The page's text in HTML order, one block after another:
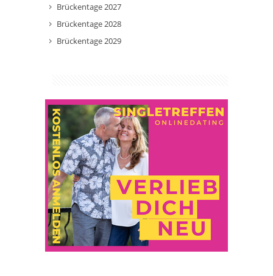
Brückentage 2027
Brückentage 2028
Brückentage 2029